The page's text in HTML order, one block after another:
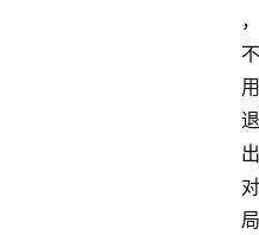
，
不
用
退
出
对
局